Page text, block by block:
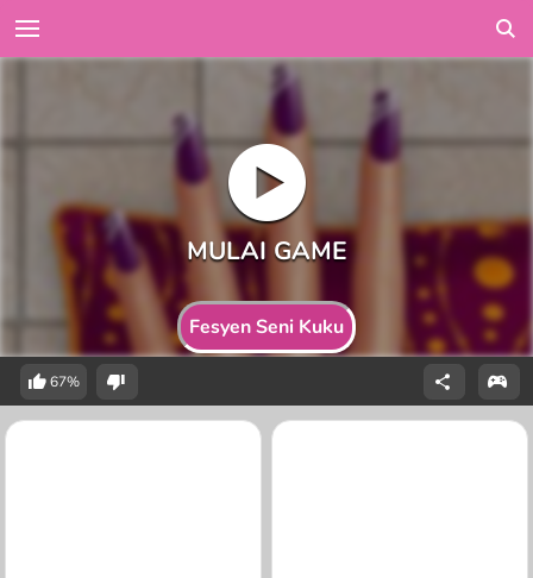
Fesyen Seni Kuku
67%